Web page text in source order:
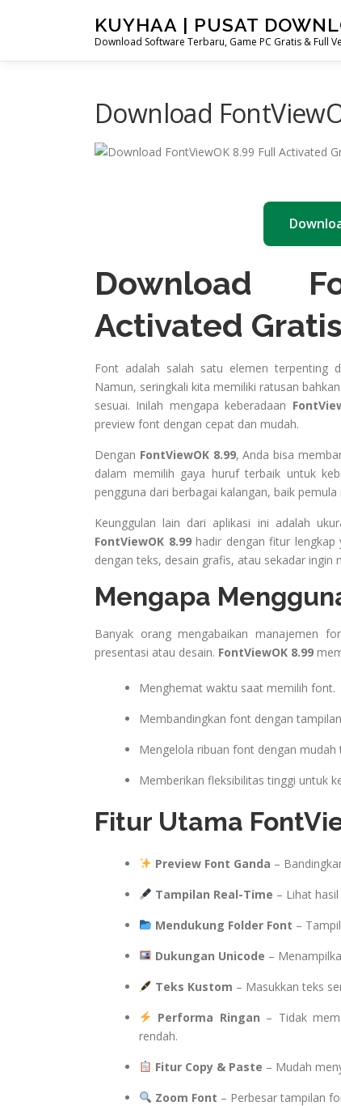
KUYHAA | PUSAT
Download Software Terbaru, Game PC Gratis & Full
Download
Download
Activated Gratis
Font adalah salah satu elemen terpenting
Namun, seringkali kita memiliki ratusan
sesuai. Inilah mengapa keberadaan
preview font dengan cepat dan mudah.
Dengan FontViewOK 8.99, Anda bisa
dalam memilih gaya huruf terbaik untuk
pengguna dari berbagai kalangan, baik
Keunggulan lain dari aplikasi ini adalah
FontViewOK 8.99hadir dengan fitur lengkap
dengan teks, desain grafis, atau sekadar
Mengapa
Banyak orang mengabaikan manajemen
presentasi atau desain. FontViewOK 8.99
Menghemat waktu saat memilih font.
Membandingkan font dengan
Mengelola ribuan font dengan
Memberikan fleksibilitas tinggi untuk
Fitur Utama
Preview Font Ganda –
Tampilan Real-Time – Lihat
Mendukung Folder Font –
Dukungan Unicode –
Teks Kustom – Masukkan teks
Performa Ringan – Tidak
rendah.
Fitur Copy & Paste – Mudah
Zoom Font – Perbesar tampilan